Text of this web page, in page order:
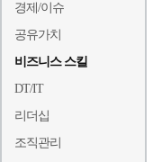
경제/이슈
공유가치
비즈니스 스킬
DT/IT
리더십
조직관리